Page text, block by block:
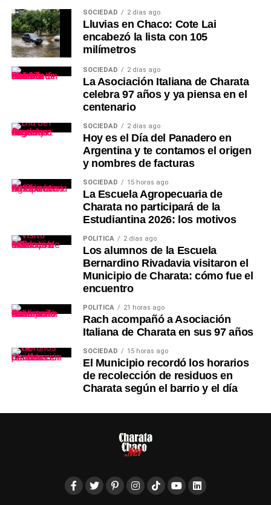
SOCIEDAD 2 días ago
Lluvias en Chaco: Cote Lai
encabezó la lista con 105
milímetros
SOCIEDAD 2 días ago
La Asociación Italiana de Charata
celebra 97 años y ya piensa en el
centenario
SOCIEDAD 2 días ago
Hoy es el Día del Panadero en
Argentina y te contamos el origen
y nombres de facturas
SOCIEDAD 15 horas ago
La Escuela Agropecuaria de
Charata no participará de la
Estudiantina 2026: los motivos
POLÍTICA 2 días ago
Los alumnos de la Escuela
Bernardino Rivadavia visitaron el
Municipio de Charata: cómo fue el
encuentro
POLÍTICA 21 horas ago
Rach acompañó a Asociación
Italiana de Charata en sus 97 años
SOCIEDAD 15 horas ago
El Municipio recordó los horarios
de recolección de residuos en
Charata según el barrio y el día